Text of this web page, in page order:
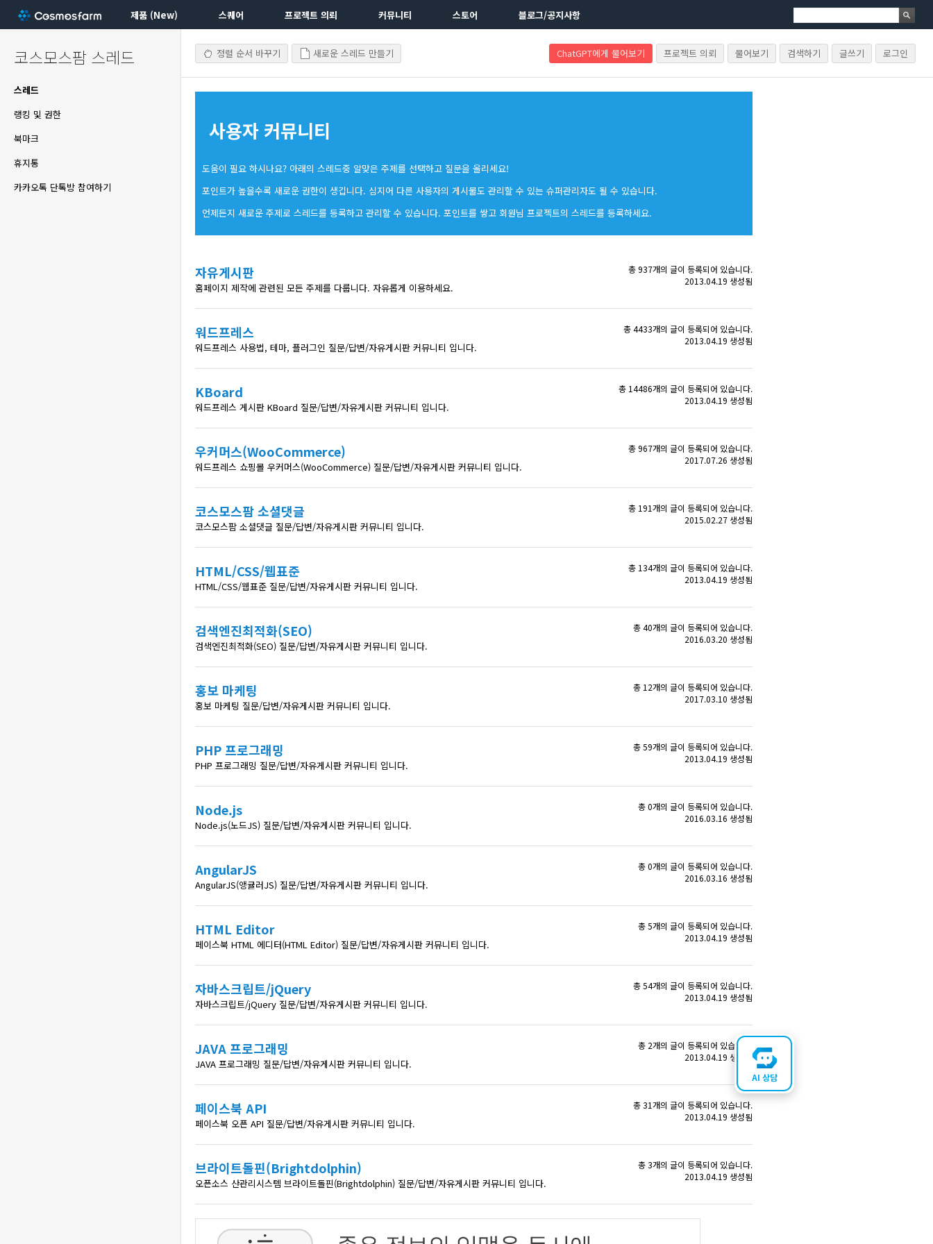
제품 (New) 스퀘어 프로젝트 의뢰 커뮤니티 스토어 블로그/공지사항
코스모스팜 스레드
스레드
랭킹 및 권한
북마크
휴지통
카카오톡 단톡방 참여하기
정렬 순서 바꾸기 새로운 스레드 만들기 ChatGPT에게 물어보기 프로젝트 의뢰 물어보기 검색하기 글쓰기 로그인
사용자 커뮤니티
도움이 필요 하시나요? 아래의 스레드중 알맞은 주제를 선택하고 질문을 올리세요!
포인트가 높을수록 새로운 권한이 생깁니다. 심지어 다른 사용자의 게시물도 관리할 수 있는 슈퍼관리자도 될 수 있습니다.
언제든지 새로운 주제로 스레드를 등록하고 관리할 수 있습니다. 포인트를 쌓고 회원님 프로젝트의 스레드를 등록하세요.
자유게시판
홈페이지 제작에 관련된 모든 주제를 다룹니다. 자유롭게 이용하세요.
총 937개의 글이 등록되어 있습니다.
2013.04.19 생성됨
워드프레스
워드프레스 사용법, 테마, 플러그인 질문/답변/자유게시판 커뮤니티 입니다.
총 4433개의 글이 등록되어 있습니다.
2013.04.19 생성됨
KBoard
워드프레스 게시판 KBoard 질문/답변/자유게시판 커뮤니티 입니다.
총 14486개의 글이 등록되어 있습니다.
2013.04.19 생성됨
우커머스(WooCommerce)
워드프레스 쇼핑몰 우커머스(WooCommerce) 질문/답변/자유게시판 커뮤니티 입니다.
총 967개의 글이 등록되어 있습니다.
2017.07.26 생성됨
코스모스팜 소셜댓글
코스모스팜 소셜댓글 질문/답변/자유게시판 커뮤니티 입니다.
총 191개의 글이 등록되어 있습니다.
2015.02.27 생성됨
HTML/CSS/웹표준
HTML/CSS/웹표준 질문/답변/자유게시판 커뮤니티 입니다.
총 134개의 글이 등록되어 있습니다.
2013.04.19 생성됨
검색엔진최적화(SEO)
검색엔진최적화(SEO) 질문/답변/자유게시판 커뮤니티 입니다.
총 40개의 글이 등록되어 있습니다.
2016.03.20 생성됨
홍보 마케팅
홍보 마케팅 질문/답변/자유게시판 커뮤니티 입니다.
총 12개의 글이 등록되어 있습니다.
2017.03.10 생성됨
PHP 프로그래밍
PHP 프로그래밍 질문/답변/자유게시판 커뮤니티 입니다.
총 59개의 글이 등록되어 있습니다.
2013.04.19 생성됨
Node.js
Node.js(노드JS) 질문/답변/자유게시판 커뮤니티 입니다.
총 0개의 글이 등록되어 있습니다.
2016.03.16 생성됨
AngularJS
AngularJS(앵귤러JS) 질문/답변/자유게시판 커뮤니티 입니다.
총 0개의 글이 등록되어 있습니다.
2016.03.16 생성됨
HTML Editor
페이스북 HTML 에디터(HTML Editor) 질문/답변/자유게시판 커뮤니티 입니다.
총 5개의 글이 등록되어 있습니다.
2013.04.19 생성됨
자바스크립트/jQuery
자바스크립트/jQuery 질문/답변/자유게시판 커뮤니티 입니다.
총 54개의 글이 등록되어 있습니다.
2013.04.19 생성됨
JAVA 프로그래밍
JAVA 프로그래밍 질문/답변/자유게시판 커뮤니티 입니다.
총 2개의 글이 등록되어 있습니다.
2013.04.19 생성됨
페이스북 API
페이스북 오픈 API 질문/답변/자유게시판 커뮤니티 입니다.
총 31개의 글이 등록되어 있습니다.
2013.04.19 생성됨
브라이트돌핀(Brightdolphin)
오픈소스 산관리시스템 브라이트돌핀(Brightdolphin) 질문/답변/자유게시판 커뮤니티 입니다.
총 3개의 글이 등록되어 있습니다.
2013.04.19 생성됨
AI 상담